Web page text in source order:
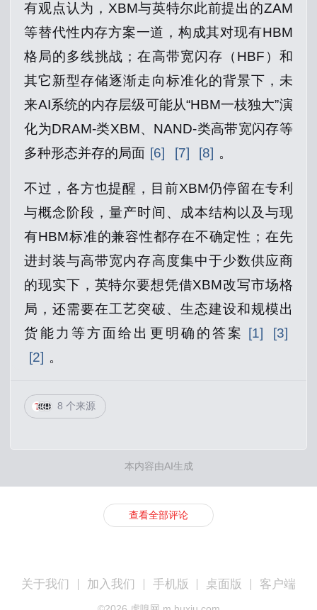
有观点认为，XBM与英特尔此前提出的ZAM
等替代性内存方案一道，构成其对现有HBM
格局的多线挑战；在高带宽闪存（HBF）和
其它新型存储逐渐走向标准化的背景下，未
来AI系统的内存层级可能从“HBM一枝独大”演
化为DRAM‑类XBM、NAND‑类高带宽闪存等
多种形态并存的局面 [6] [7] [8] 。
不过，各方也提醒，目前XBM仍停留在专利
与概念阶段，量产时间、成本结构以及与现
有HBM标准的兼容性都存在不确定性；在先
进封装与高带宽内存高度集中于少数供应商
的现实下，英特尔要想凭借XBM改写市场格
局，还需要在工艺突破、生态建设和规模出
货能力等方面给出更明确的答案 [1]
[3]
[2] 。
8 个来源
本内容由AI生成
查看全部评论
关于我们 加入我们 手机版 桌面版 客户端